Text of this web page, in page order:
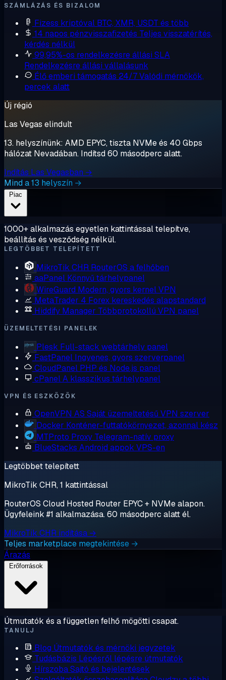
SZÁMLÁZÁS ÉS BIZALOM
Fizess kriptóval BTC, XMR, USDT és több
14 napos pénzvisszafizetés Teljes visszatérítés,
kérdés nélkül
99,95%-os rendelkezésre állási SLA
Rendelkezésre állási vállalásunk
Élő emberi támogatás 24/7Valódi mérnökök,
percek alatt
Új régió
Las Vegas elindult
13. helyszínünk: AMD EPYC, tiszta NVMe és 40 Gbps
hálózat Nevadában. Indítsd 60 másodperc alatt.
Indítás Las Vegasban →
Mind a 13 helyszín →
1000+ alkalmazás egyetlen kattintással telepítve,
beállítás és vesződség nélkül.
LEGTÖBBET TELEPÍTETT
MikroTik CHR RouterOS a felhőben
aaPanel Könnyű tárhelypanel
WireGuard Modern, gyors kernel VPN
MetaTrader 4 Forex kereskedés alapstandard
Hiddify Manager Többprotokollú VPN panel
ÜZEMELTETÉSI PANELEK
Plesk Full-stack webtárhely panel
FastPanel Ingyenes, gyors szerverpanel
CloudPanel PHP és Node.js panel
cPanelA klasszikus tárhelypanel
VPN ÉS ESZKÖZÖK
OpenVPN AS Saját üzemeltetésű VPN szerver
Docker Konténer-futtatókörnyezet, azonnal kész
MTProto Proxy Telegram-natív proxy
BlueStacks Android appok VPS-en
Legtöbbet telepített
MikroTik CHR, 1 kattintással
RouterOS Cloud Hosted Router EPYC + NVMe alapon.
Ügyfeleink #1 alkalmazása. 60 másodperc alatt él.
MikroTik CHR indítása →
Teljes marketplace megtekintése →
Árazás
Útmutatók és a független felhő mögötti csapat.
TANULJ
Blog Útmutatók és mérnöki jegyzetek
Tudásbázis Lépésről lépésre útmutatók
HírszobaSajtó és bejelentések